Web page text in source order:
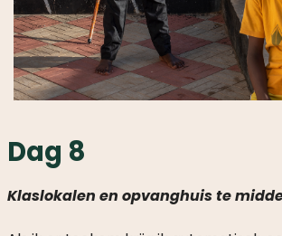
Klaslokalen en opvanghuis te